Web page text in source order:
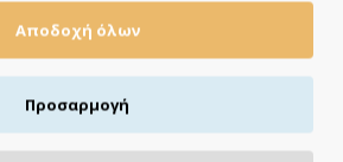
κάρτα, αντικαταβολή ή κατάθεση
Αποδοχή όλων
Προσαρμογή